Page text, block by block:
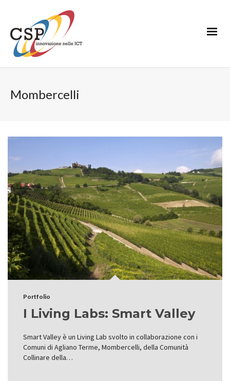
Mombercelli
Portfolio
I Living Labs: Smart Valley
Smart Valley è un Living Lab svolto in collaborazione con i
Comuni di Agliano Terme, Mombercelli, della Comunità
Collinare della…